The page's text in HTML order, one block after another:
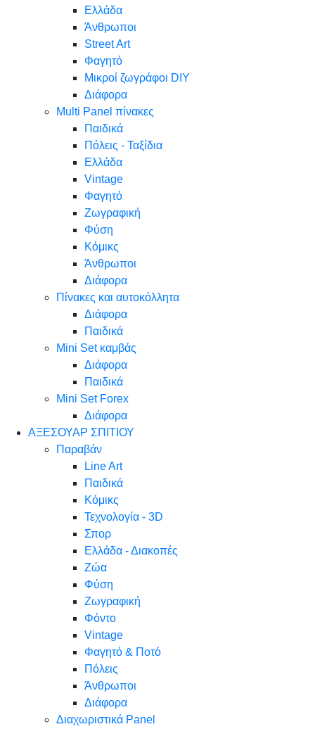
Ελλάδα
Άνθρωποι
Street Art
Φαγητό
Μικροί ζωγράφοι DIY
Διάφορα
Multi Panel πίνακες
Παιδικά
Πόλεις - Ταξίδια
Ελλάδα
Vintage
Φαγητό
Ζωγραφική
Φύση
Κόμικς
Άνθρωποι
Διάφορα
Πίνακες και αυτοκόλλητα
Διάφορα
Παιδικά
Mini Set καμβάς
Διάφορα
Παιδικά
Mini Set Forex
Διάφορα
ΑΞΕΣΟΥΑΡ ΣΠΙΤΙΟΥ
Παραβάν
Line Art
Παιδικά
Κόμικς
Τεχνολογία - 3D
Σπορ
Ελλάδα - Διακοπές
Ζώα
Φύση
Ζωγραφική
Φόντο
Vintage
Φαγητό & Ποτό
Πόλεις
Άνθρωποι
Διάφορα
Διαχωριστικά Panel